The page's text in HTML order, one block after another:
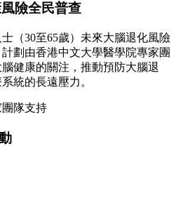
險全民普查
（30至65歲）未來大腦退化風險
劃由香港中文大學醫學院專家團
健康的關注，推動預防大腦退
統的長遠壓力。
隊支持